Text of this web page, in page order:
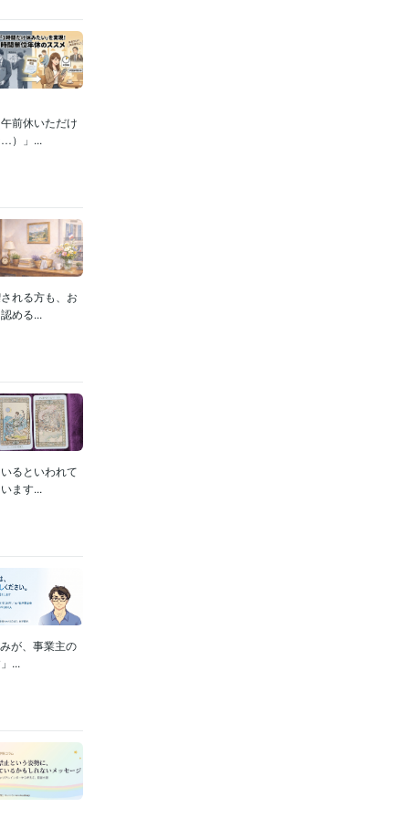
前休いただけ
…）」...
れる方も、お
める...
るといわれて
ます...
が、事業主の
...